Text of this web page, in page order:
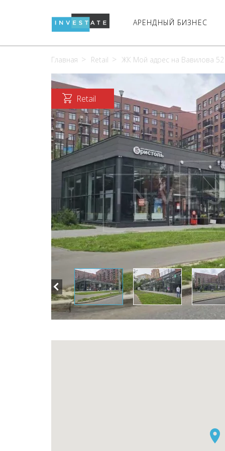
АРЕНДНЫЙ БИЗНЕС
Главная Retail ЖК Мой адрес на Вавилова 52
Retail